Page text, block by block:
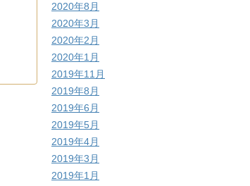
2020年8月
2020年3月
2020年2月
2020年1月
2019年11月
2019年8月
2019年6月
2019年5月
2019年4月
2019年3月
2019年1月